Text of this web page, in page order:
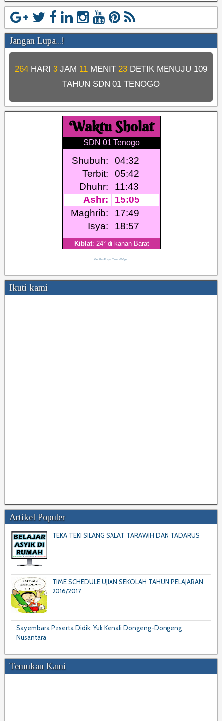
Jangan Lupa...!
264 HARI 3 JAM 11 MENIT 23 DETIK MENUJU 109
TAHUN SDN 01 TENOGO
Get this Prayer Time Widget!
Ikuti kami
Artikel Populer
TEKA TEKI SILANG SALAT TARAWIH DAN TADARUS
TIME SCHEDULE UJIAN SEKOLAH TAHUN PELAJARAN
2016/2017
Sayembara Peserta Didik: Yuk Kenali Dongeng-Dongeng
Nusantara
Temukan Kami